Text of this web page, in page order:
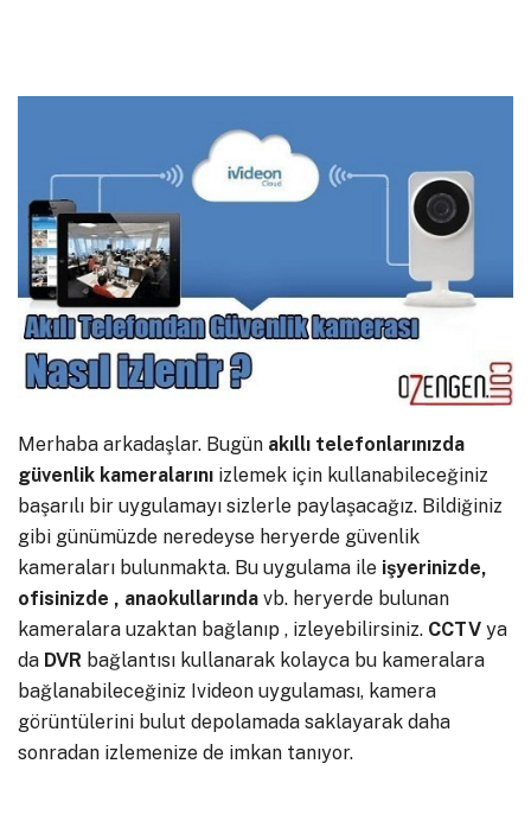
Merhaba arkadaşlar. Bugün akıllı telefonlarınızda
güvenlik kameralarını izlemek için kullanabileceğiniz
başarılı bir uygulamayı sizlerle paylaşacağız. Bildiğiniz
gibi günümüzde neredeyse heryerde güvenlik
kameraları bulunmakta. Bu uygulama ile işyerinizde,
ofisinizde , anaokullarında vb. heryerde bulunan
kameralara uzaktan bağlanıp , izleyebilirsiniz. CCTV ya
da DVR bağlantısı kullanarak kolayca bu kameralara
bağlanabileceğiniz Ivideon uygulaması, kamera
görüntülerini bulut depolamada saklayarak daha
sonradan izlemenize de imkan tanıyor.